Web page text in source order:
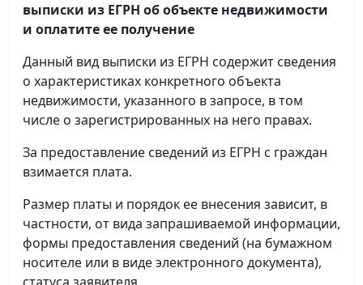
выписки из ЕГРН об объекте недвижимости
и оплатите ее получение
Данный вид выписки из ЕГРН содержит сведения
о характеристиках конкретного объекта
недвижимости, указанного в запросе, в том
числе о зарегистрированных на него правах.
За предоставление сведений из ЕГРН с граждан
взимается плата.
Размер платы и порядок ее внесения зависит, в
частности, от вида запрашиваемой информации,
формы предоставления сведений (на бумажном
носителе или в виде электронного документа),